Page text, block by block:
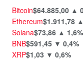
Bitcoin$64.885,00 ▲
Ethereum$1.911,78
Solana$73,86 ▲ 1,6%
BNB$591,45 ▼ 0,4%
XRP$1,03 ▼ 0,6%